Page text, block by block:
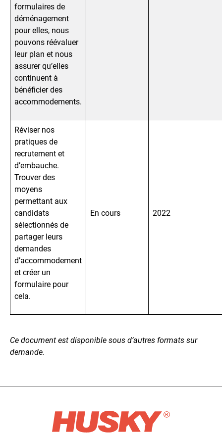
formulaires de
déménagement
pour elles, nous
pouvons réévaluer
leur plan et nous
assurer qu’elles
continuent à
bénéficier des
accommodements.
Réviser nos
pratiques de
recrutement et
d’embauche.
Trouver des
moyens
permettant aux
candidats
sélectionnés de
partager leurs
demandes
d’accommodement
et créer un
formulaire pour
cela.
En cours 2022
Ce document est disponible sous d’autres formats sur
demande.